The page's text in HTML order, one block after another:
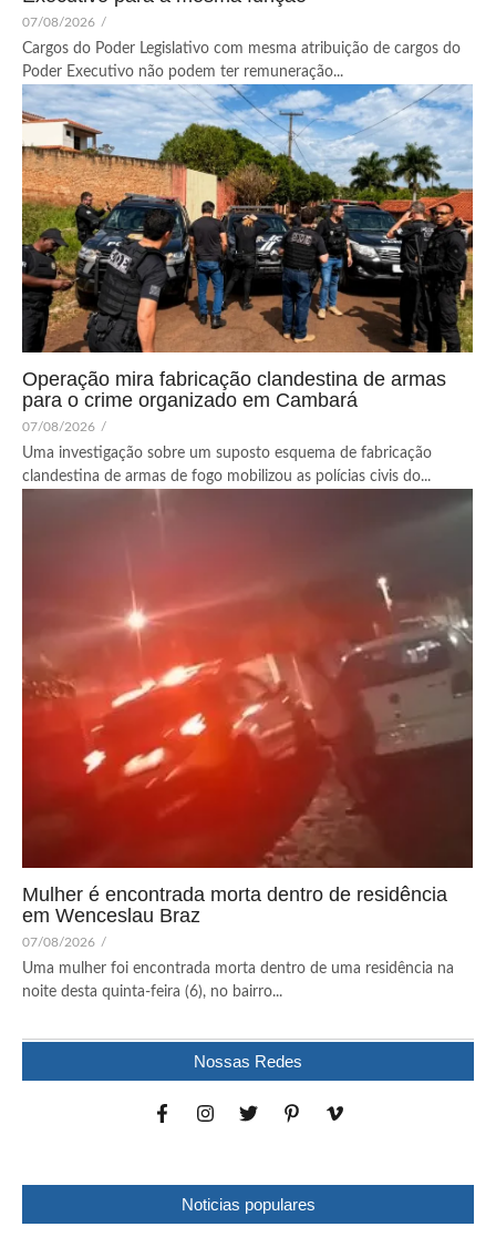
07/08/2026 /
Cargos do Poder Legislativo com mesma atribuição de cargos do
Poder Executivo não podem ter remuneração...
Operação mira fabricação clandestina de armas
para o crime organizado em Cambará
07/08/2026 /
Uma investigação sobre um suposto esquema de fabricação
clandestina de armas de fogo mobilizou as polícias civis do...
Mulher é encontrada morta dentro de residência
em Wenceslau Braz
07/08/2026 /
Uma mulher foi encontrada morta dentro de uma residência na
noite desta quinta-feira (6), no bairro...
Nossas Redes
Noticias populares